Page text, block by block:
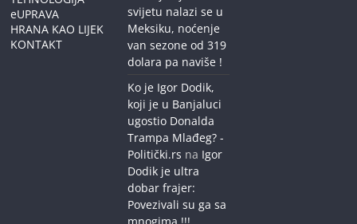
eUPRAVA
HRANA KAO LIJEK
KONTAKT
svijetu nalazi se u
Meksiku, noćenje
van sezone od 319
dolara pa naviše !
Ko je Igor Dodik,
koji je u Banjaluci
ugostio Donalda
Trampa Mlađeg? -
Politički.rs na Igor
Dodik je ultra
dobar frajer:
Povezivali su ga sa